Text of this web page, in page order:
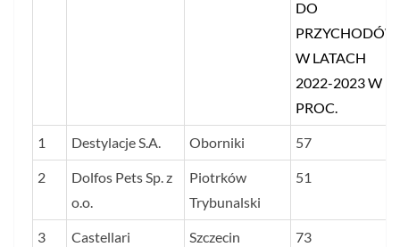
DO
PRZYCHODÓW
W LATACH
2022-2023 W
PROC.
1 Destylacje S.A. Oborniki 57
2
Dolfos Pets Sp. z
o.o.
Piotrków
Trybunalski
51
3
Castellari
Szczecin 73